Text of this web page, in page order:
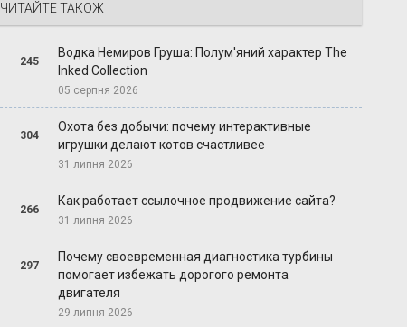
ЧИТАЙТЕ ТАКОЖ
245
Водка Немиров Груша: Полум'яний характер The
Inked Collection
05 серпня 2026
304
Охота без добычи: почему интерактивные
игрушки делают котов счастливее
31 липня 2026
266
Как работает ссылочное продвижение сайта?
31 липня 2026
297
Почему своевременная диагностика турбины
помогает избежать дорогого ремонта
двигателя
29 липня 2026